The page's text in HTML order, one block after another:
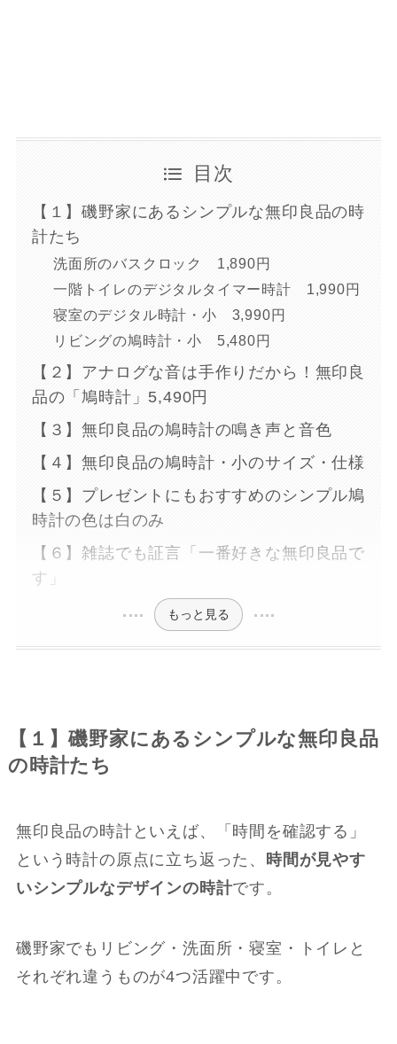
目次
【１】磯野家にあるシンプルな無印良品の時
計たち
洗面所のバスクロック 1,890円
一階トイレのデジタルタイマー時計 1,990円
寝室のデジタル時計・小 3,990円
リビングの鳩時計・小 5,480円
【２】アナログな音は手作りだから！無印良
品の「鳩時計」5,490円
【３】無印良品の鳩時計の鳴き声と音色
【４】無印良品の鳩時計・小のサイズ・仕様
【５】プレゼントにもおすすめのシンプル鳩
時計の色は白のみ
【６】雑誌でも証言「一番好きな無印良品で
す」
もっと見る
【１】磯野家にあるシンプルな無印良品
の時計たち
無印良品の時計といえば、「時間を確認する」
という時計の原点に立ち返った、 時間が見やす
いシンプルなデザインの時計です。
磯野家でもリビング・洗面所・寝室・トイレと
それぞれ違うものが4つ活躍中です。